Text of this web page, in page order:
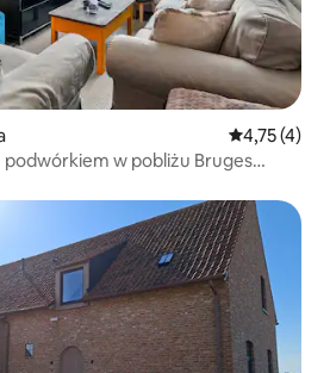
Średnia
4,75 (4)
podwórkiem w pobliżu Bruges